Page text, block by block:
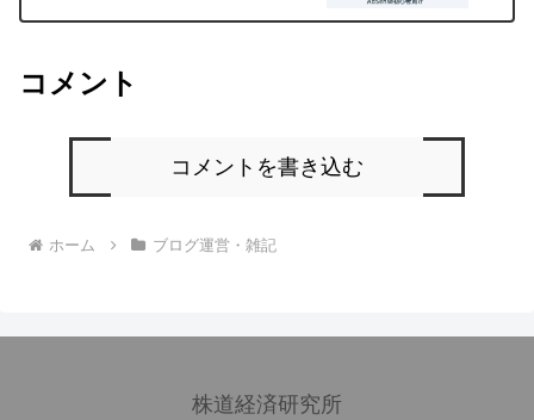
コメント
コメントを書き込む
ホーム ブログ運営・雑記
株道経済研究所